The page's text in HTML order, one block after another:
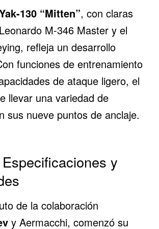
130 “Mitten”, con claras
Leonardo M-346 Master y el
refleja un desarrollo
funciones de entrenamiento
de ataque ligero, el
llevar una variedad de
sus nueve puntos de anclaje.
Especificaciones y
de la colaboración
y Aermacchi, comenzó su